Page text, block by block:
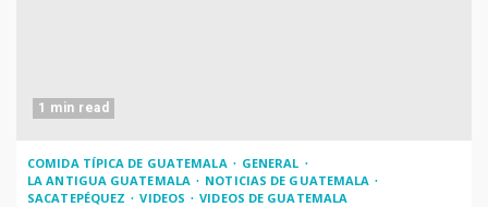
1 min read
COMIDA TÍPICA DE GUATEMALA
GENERAL
LA ANTIGUA GUATEMALA
NOTICIAS DE GUATEMALA
SACATEPÉQUEZ
VIDEOS VIDEOS DE GUATEMALA